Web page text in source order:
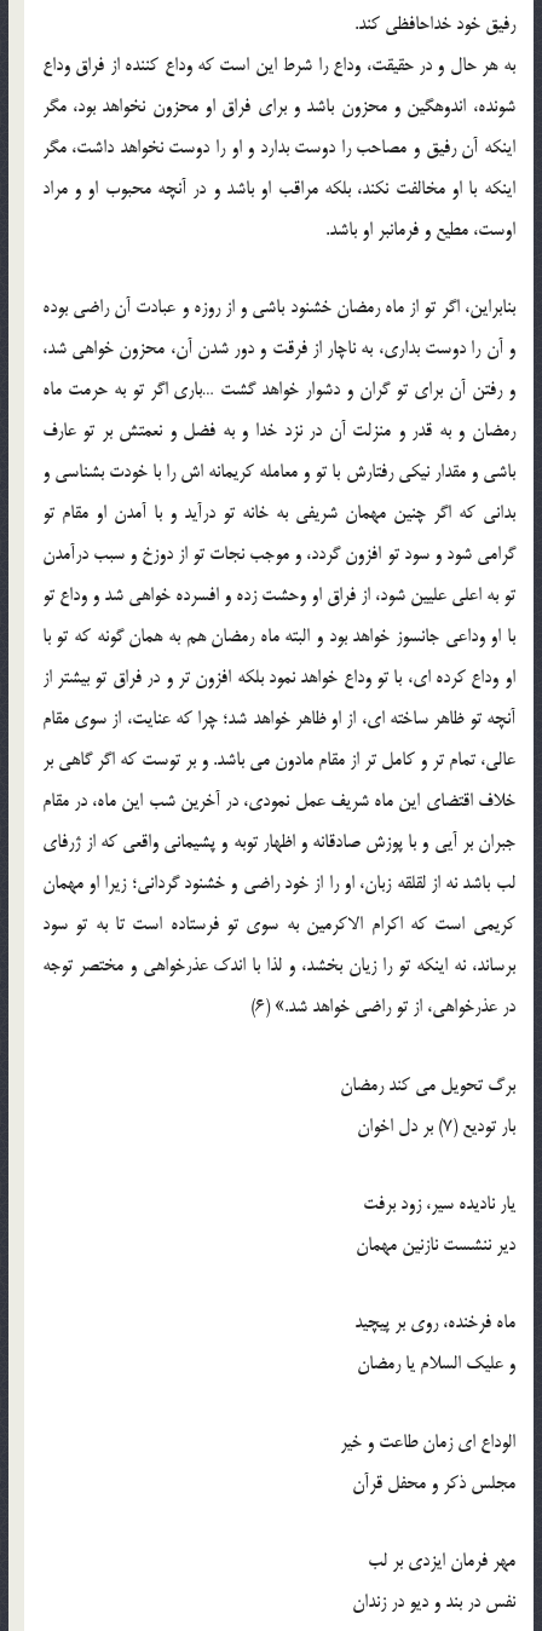
رفيق خود خداحافظي كند.
به هر حال و در حقيقت، وداع را شرط اين است كه وداع كننده از فراق وداع
شونده، اندوهگين و محزون باشد و براي فراق او محزون نخواهد بود، مگر
اينكه آن رفيق و مصاحب را دوست بدارد و او را دوست نخواهد داشت، مگر
اينكه با او مخالفت نكند، بلكه مراقب او باشد و در آنچه محبوب او و مراد
اوست، مطيع و فرمانبر او باشد.
بنابراين، اگر تو از ماه رمضان خشنود باشي و از روزه و عبادت آن راضي بوده
و آن را دوست بداري، به ناچار از فرقت و دور شدن آن، محزون خواهي شد،
و رفتن آن براي تو گران و دشوار خواهد گشت …باري اگر تو به حرمت ماه
رمضان و به قدر و منزلت آن در نزد خدا و به فضل و نعمتش بر تو عارف
باشي و مقدار نيكي رفتارش با تو و معامله كريمانه اش را با خودت بشناسي و
بداني كه اگر چنين مهمان شريفي به خانه تو درآيد و با آمدن او مقام تو
گرامي شود و سود تو افزون گردد، و موجب نجات تو از دوزخ و سبب درآمدن
تو به اعلي عليين شود، از فراق او وحشت زده و افسرده خواهي شد و وداع تو
با او وداعي جانسوز خواهد بود و البته ماه رمضان هم به همان گونه كه تو با
او وداع كرده اي، با تو وداع خواهد نمود بلكه افزون تر و در فراق تو بيشتر از
آنچه تو ظاهر ساخته اي، از او ظاهر خواهد شد؛ چرا كه عنايت، از سوي مقام
عالي، تمام تر و كامل تر از مقام مادون مي باشد. و بر توست كه اگر گاهي بر
خلاف اقتضاي اين ماه شريف عمل نمودي، در آخرين شب اين ماه، در مقام
جبران بر آيي و با پوزش صادقانه و اظهار توبه و پشيماني واقعي كه از ژرفاي
لب باشد نه از لقلقه زبان، او را از خود راضي و خشنود گرداني؛ زيرا او مهمان
كريمي است كه اكرام الاكرمين به سوي تو فرستاده است تا به تو سود
برساند، نه اينكه تو را زيان بخشد، و لذا با اندك عذرخواهي و مختصر توجه
در عذرخواهي، از تو راضي خواهد شد.» (6)
برگ تحويل مي كند رمضان
بار توديع (7) بر دل اخوان
يار ناديده سير، زود برفت
دير ننشست نازنين مهمان
ماه فرخنده، روي بر پيچيد
و عليك السلام يا رمضان
الوداع اي زمان طاعت و خير
مجلس ذكر و محفل قرآن
مهر فرمان ايزدي بر لب
نفس در بند و ديو در زندان